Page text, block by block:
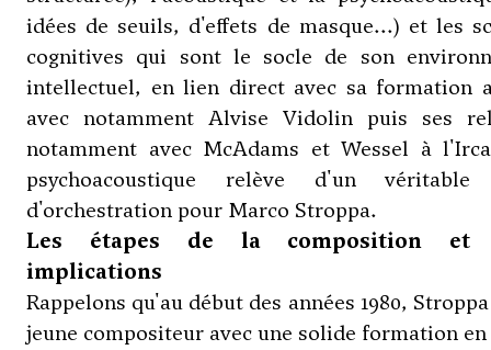
idées de seuils, d'effets de masque...) et les
cognitives qui sont le socle de son
intellectuel, en lien direct avec sa formation
avec notamment Alvise Vidolin puis ses
notamment avec McAdams et Wessel à
psychoacoustique relève d'un
d'orchestration pour Marco Stroppa.
Les étapes de la composition et
implications
Rappelons qu'au début des années 1980,
jeune compositeur avec une solide formation